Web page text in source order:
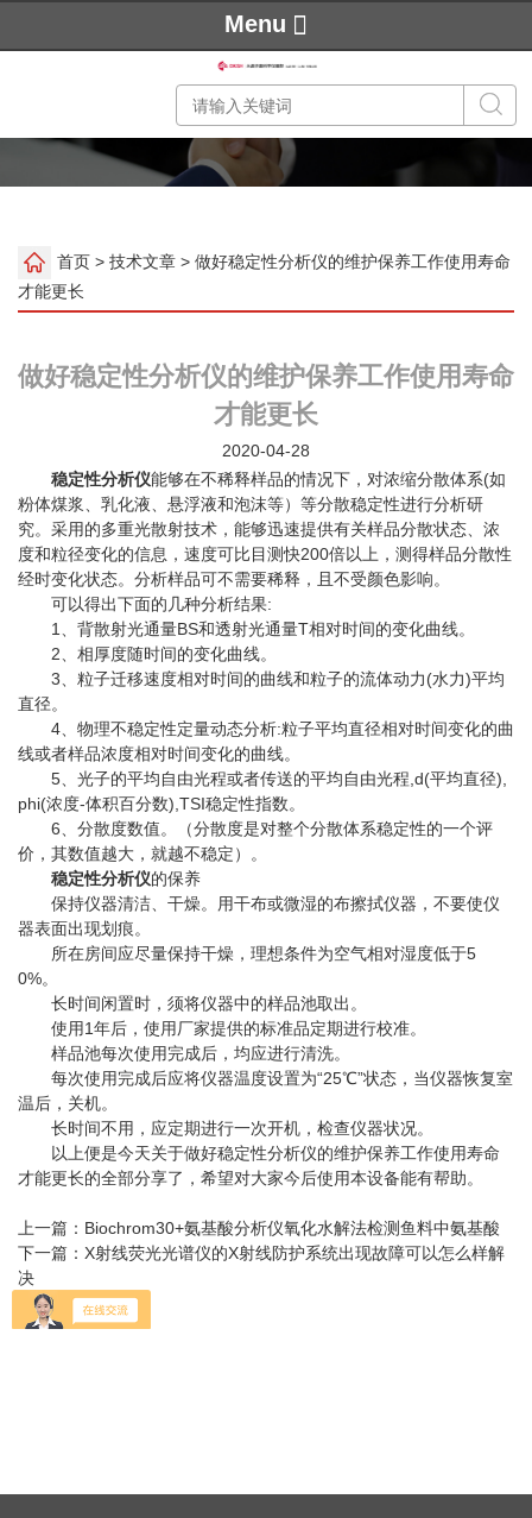
Menu
首页 > 技术文章 > 做好稳定性分析仪的维护保养工作使用寿命
才能更长
做好稳定性分析仪的维护保养工作使用寿命
才能更长
2020-04-28
稳定性分析仪能够在不稀释样品的情况下，对浓缩分散体系(如
粉体煤浆、乳化液、悬浮液和泡沫等）等分散稳定性进行分析研
究。采用的多重光散射技术，能够迅速提供有关样品分散状态、浓
度和粒径变化的信息，速度可比目测快200倍以上，测得样品分散性
经时变化状态。分析样品可不需要稀释，且不受颜色影响。
可以得出下面的几种分析结果:
1、背散射光通量BS和透射光通量T相对时间的变化曲线。
2、相厚度随时间的变化曲线。
3、粒子迁移速度相对时间的曲线和粒子的流体动力(水力)平均
直径。
4、物理不稳定性定量动态分析:粒子平均直径相对时间变化的曲
线或者样品浓度相对时间变化的曲线。
5、光子的平均自由光程或者传送的平均自由光程,d(平均直径),
phi(浓度-体积百分数),TSI稳定性指数。
6、分散度数值。（分散度是对整个分散体系稳定性的一个评
价，其数值越大，就越不稳定）。
稳定性分析仪的保养
保持仪器清洁、干燥。用干布或微湿的布擦拭仪器，不要使仪
器表面出现划痕。
所在房间应尽量保持干燥，理想条件为空气相对湿度低于5
0%。
长时间闲置时，须将仪器中的样品池取出。
使用1年后，使用厂家提供的标准品定期进行校准。
样品池每次使用完成后，均应进行清洗。
每次使用完成后应将仪器温度设置为“25℃”状态，当仪器恢复室
温后，关机。
长时间不用，应定期进行一次开机，检查仪器状况。
以上便是今天关于做好稳定性分析仪的维护保养工作使用寿命
才能更长的全部分享了，希望对大家今后使用本设备能有帮助。
上一篇： Biochrom30+氨基酸分析仪氧化水解法检测鱼料中氨基酸
下一篇： X射线荧光光谱仪的X射线防护系统出现故障可以怎么样解
决
返回